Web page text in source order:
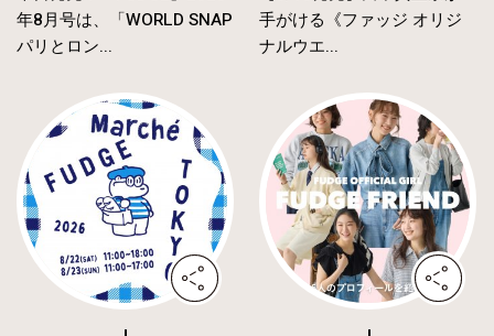
年8月号は、「WORLD SNAP
パリとロン...
手がける《ファッジ オリジ
ナルウエ...